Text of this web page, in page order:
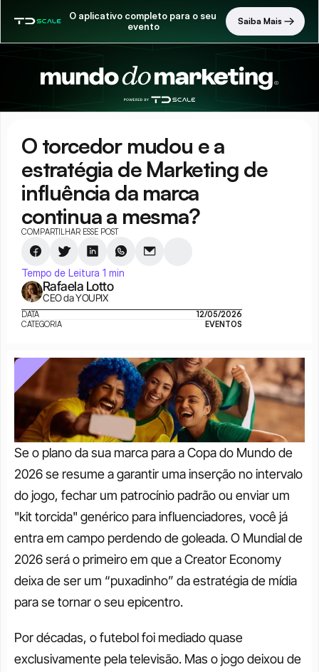
O aplicativo completo para o seu
evento
Saiba Mais
O torcedor mudou e a
estratégia de Marketing de
influência da marca
continua a mesma?
COMPARTILHAR ESSE POST
Tempo de Leitura 1 min
Rafaela Lotto
CEO da YOUPIX
DATA
12/05/2026
CATEGORIA
EVENTOS
Se o plano da sua marca para a Copa do Mundo de
2026 se resume a garantir uma inserção no intervalo
do jogo, fechar um patrocínio padrão ou enviar um
"kit torcida" genérico para influenciadores, você já
entra em campo perdendo de goleada. O Mundial de
2026 será o primeiro em que a Creator Economy
deixa de ser um “puxadinho” da estratégia de mídia
para se tornar o seu epicentro.
Por décadas, o futebol foi mediado quase
exclusivamente pela televisão. Mas o jogo deixou de